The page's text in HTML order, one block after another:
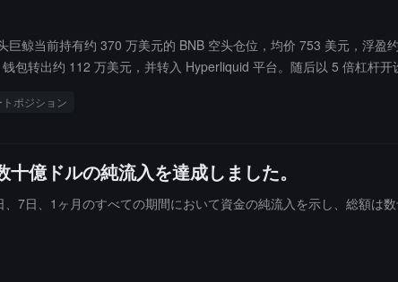
鲸当前持有约 370 万美元的 BNB 空头仓位，均价 753 美元，浮
包转出约 112 万美元，并转入 Hyperliquid 平台。随后以 5 倍杠杆开
トポジション
億ドルの純流入を達成しました。
7日、1ヶ月のすべての期間において資金の純流入を示し、総額は